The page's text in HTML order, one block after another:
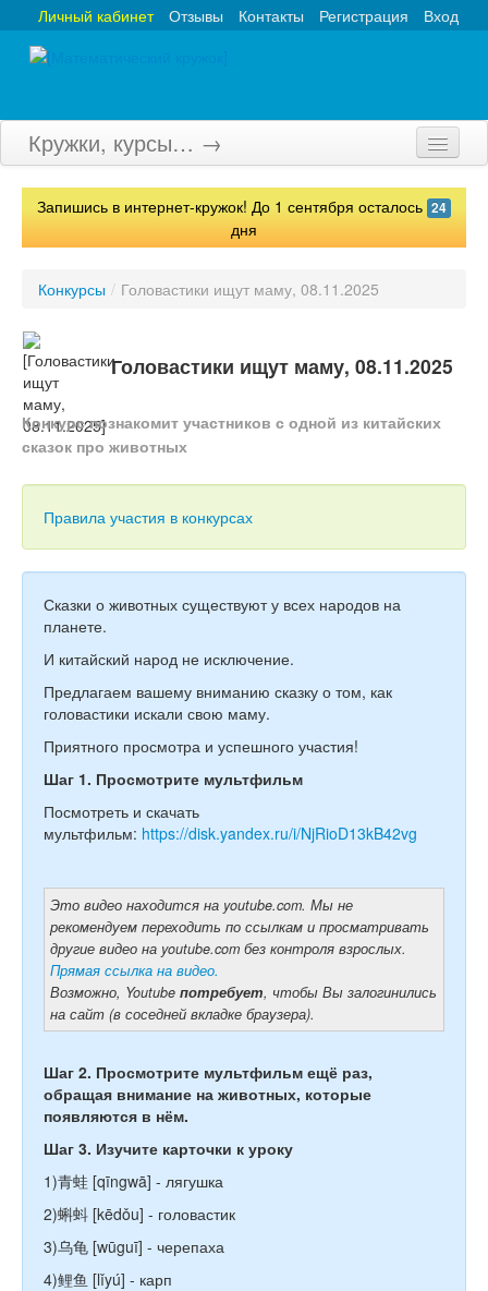
Вход
Регистрация
Контакты
Отзывы
Личный кабинет
Кружки, курсы… →
Главная
Турниры
Конкурсы
Вебинары
Тесты
Игры
Учитель
Запишись в интернет-кружок! До 1 сентября осталось 24
дня
Конкурсы / Головастики ищут маму, 08.11.2025
Головастики ищут маму, 08.11.2025
Конкурс познакомит участников с одной из китайских
сказок про животных
Правила участия в конкурсах
Сказки о животных существуют у всех народов на
планете.
И китайский народ не исключение.
Предлагаем вашему вниманию сказку о том, как
головастики искали свою маму.
Приятного просмотра и успешного участия!
Шаг 1. Просмотрите мультфильм
Посмотреть и скачать
мультфильм: https://disk.yandex.ru/i/NjRioD13kB42vg
Это видео находится на youtube.com. Мы не
рекомендуем переходить по ссылкам и просматривать
другие видео на youtube.com без контроля взрослых.
Прямая ссылка на видео.
Возможно, Youtube потребует, чтобы Вы залогинились
на сайт (в соседней вкладке браузера).
Шаг 2. Просмотрите мультфильм ещё раз,
обращая внимание на животных, которые
появляются в нём.
Шаг 3. Изучите карточки к уроку
1)青蛙 [qīngwā] - лягушка
2)蝌蚪 [kēdǒu] - головастик
3)乌龟 [wūguī] - черепаха
4)鲤鱼 [lǐyú] - карп